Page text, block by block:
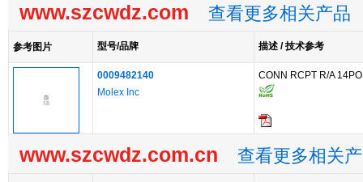
www.szcwdz.com 查看更多相关产品
参考图片 型号/品牌 描述 / 技术参考
0009482140
Molex Inc
CONN RCPT R/A
www.szcwdz.com.cn 查看更多相关